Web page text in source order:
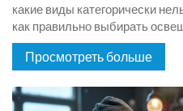
какие виды категорически
как правильно выбирать
Просмотреть больше